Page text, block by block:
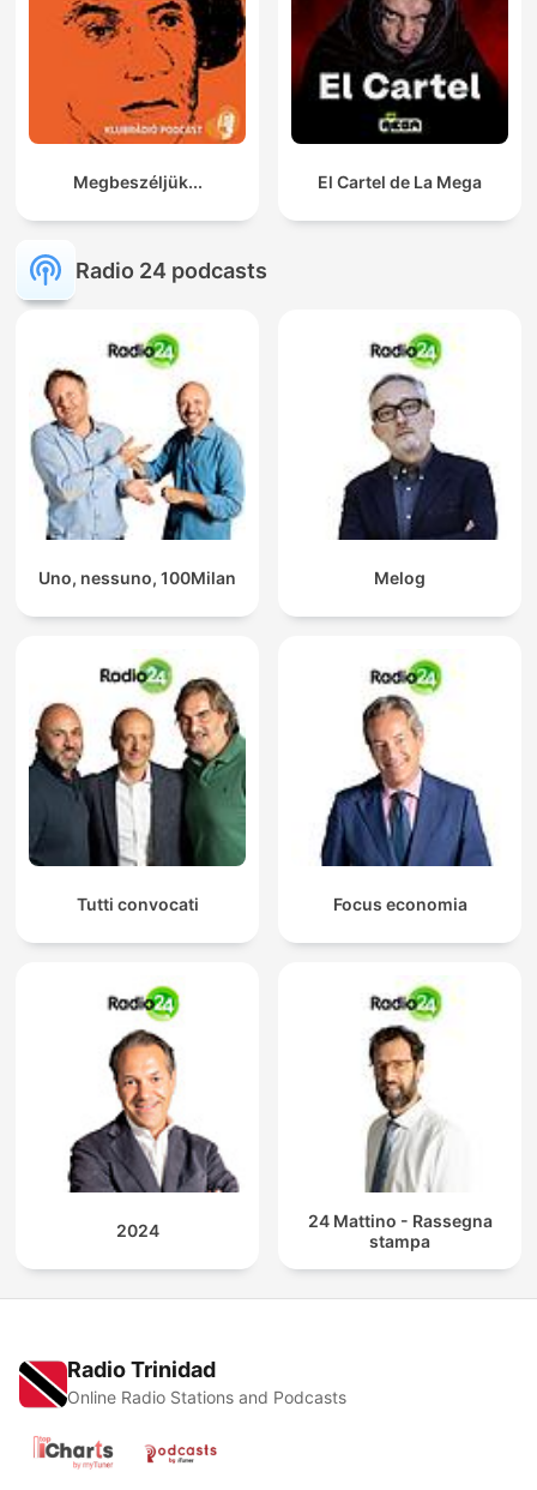
Megbeszéljük... El Cartel de La Mega
Radio 24 podcasts
Uno, nessuno, 100Milan Melog
Tutti convocati Focus economia
2024
24 Mattino - Rassegna
stampa
Radio Trinidad
Online Radio Stations and Podcasts